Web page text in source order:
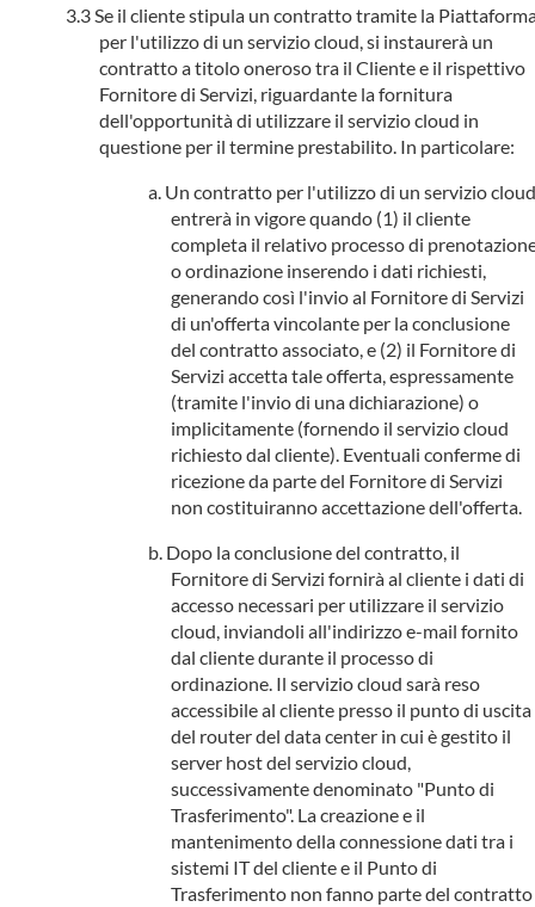
Se il cliente stipula un contratto tramite la
per l'utilizzo di un servizio cloud, si instaurerà un
contratto a titolo oneroso tra il Cliente e il rispettivo
Fornitore di Servizi, riguardante la fornitura
dell'opportunità di utilizzare il servizio cloud in
questione per il termine prestabilito. In particolare:
Un contratto per l'utilizzo di un servizio cloud
entrerà in vigore quando (1) il cliente
completa il relativo processo di
o ordinazione inserendo i dati richiesti,
generando così l'invio al Fornitore di Servizi
di un'offerta vincolante per la conclusione
del contratto associato, e (2) il Fornitore di
Servizi accetta tale offerta, espressamente
(tramite l'invio di una dichiarazione) o
implicitamente (fornendo il servizio cloud
richiesto dal cliente). Eventuali conferme di
ricezione da parte del Fornitore di Servizi
non costituiranno accettazione dell'offerta.
Dopo la conclusione del contratto, il
Fornitore di Servizi fornirà al cliente i dati di
accesso necessari per utilizzare il servizio
cloud, inviandoli all'indirizzo e-mail fornito
dal cliente durante il processo di
ordinazione. Il servizio cloud sarà reso
accessibile al cliente presso il punto di uscita
del router del data center in cui è gestito il
server host del servizio cloud,
successivamente denominato "Punto di
Trasferimento". La creazione e il
mantenimento della connessione dati tra i
sistemi IT del cliente e il Punto di
Trasferimento non fanno parte del contratto